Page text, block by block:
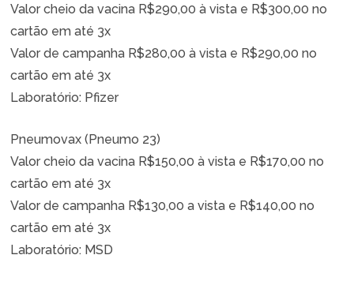
Valor cheio da vacina R$290,00 à vista e R$300,00 no
cartão em até 3x
Valor de campanha R$280,00 à vista e R$290,00 no
cartão em até 3x
Laboratório: Pfizer
Pneumovax (Pneumo 23)
Valor cheio da vacina R$150,00 à vista e R$170,00 no
cartão em até 3x
Valor de campanha R$130,00 a vista e R$140,00 no
cartão em até 3x
Laboratório: MSD